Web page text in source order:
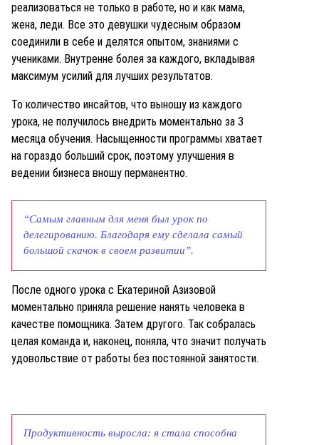
реализоваться не только в работе, но и как мама,
жена, леди. Все это девушки чудесным образом
соединили в себе и делятся опытом, знаниями с
учениками. Внутренне болея за каждого, вкладывая
максимум усилий для лучших результатов.
То количество инсайтов, что выношу из каждого
урока, не получилось внедрить моментально за 3
месяца обучения. Насыщенности программы хватает
на гораздо больший срок, поэтому улучшения в
ведении бизнеса вношу перманентно.
“Самым главным для меня был урок по
делегированию. Благодаря ему сделала самый
большой скачок в своем развитии”.
После одного урока с Екатериной Азизовой
моментально приняла решение нанять человека в
качестве помощника. Затем другого. Так собралась
целая команда и, наконец, поняла, что значит получать
удовольствие от работы без постоянной занятости.
Продуктивность выросла: я стала способна